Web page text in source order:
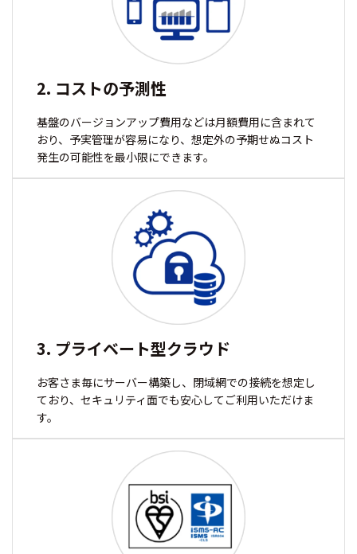
2. コストの予測性
基盤のバージョンアップ費用などは月額費用に含まれて
おり、予実管理が容易になり、想定外の予期せぬコスト
発生の可能性を最小限にできます。
3. プライベート型クラウド
お客さま毎にサーバー構築し、閉域網での接続を想定し
ており、セキュリティ面でも安心してご利用いただけま
す。